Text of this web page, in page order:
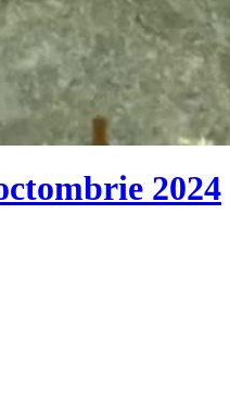
2024